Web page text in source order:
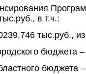
в т.ч.:
тыс.руб.,
бюджета
бюджета